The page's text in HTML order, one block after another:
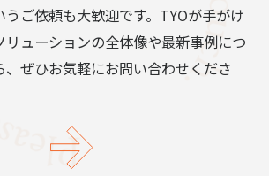
うご依頼も大歓迎です。TYOが手がけ
リューションの全体像や最新事例につ
、ぜひお気軽にお問い合わせくださ